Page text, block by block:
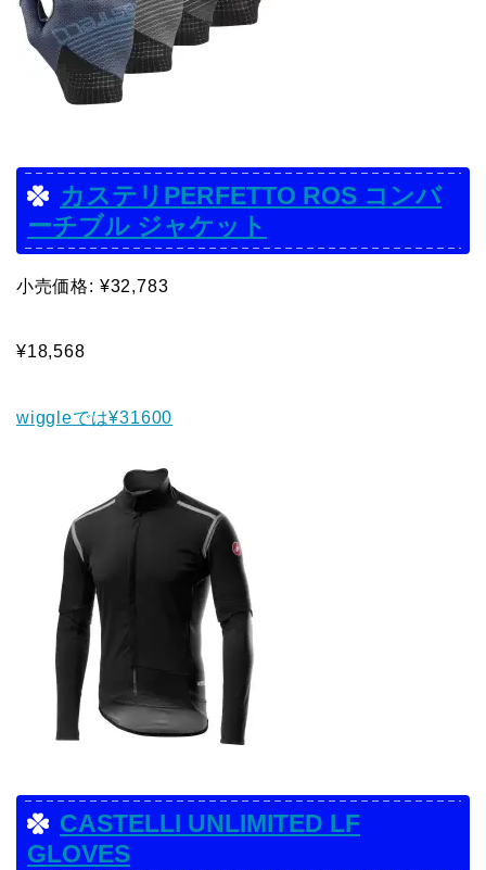
カステリPERFETTO ROS コンバ
ーチブル ジャケット
小売価格: ¥32,783
¥18,568
wiggleでは¥31600
CASTELLI UNLIMITED LF
GLOVES